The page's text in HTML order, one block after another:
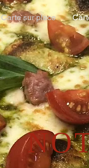
Carte sur place